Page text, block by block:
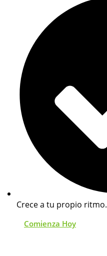
Crece a tu propio ritmo.
Comienza Hoy